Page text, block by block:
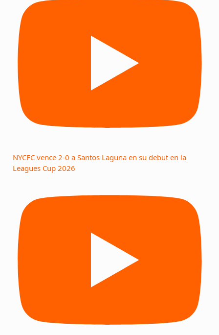
NYCFC vence 2-0 a Santos Laguna en su debut en la
Leagues Cup 2026